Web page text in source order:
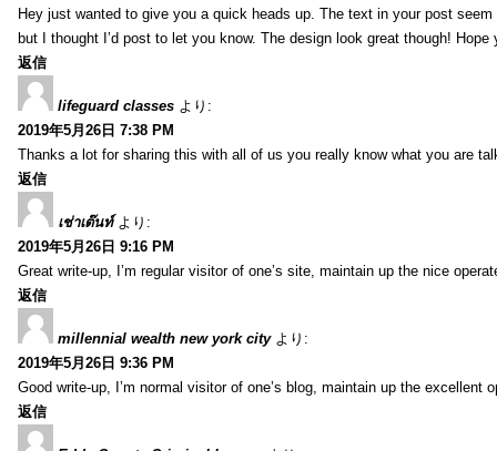
Hey just wanted to give you a quick heads up. The text in your post
but I thought I’d post to let you know. The design look great though!
返信
lifeguard classes より:
2019年5月26日 7:38 PM
Thanks a lot for sharing this with all of us you really know what you are
返信
เช่าเต๊นท์ より:
2019年5月26日 9:16 PM
Great write-up, I’m regular visitor of one’s site, maintain up the nice
返信
millennial wealth new york city より:
2019年5月26日 9:36 PM
Good write-up, I’m normal visitor of one’s blog, maintain up the excellent
返信